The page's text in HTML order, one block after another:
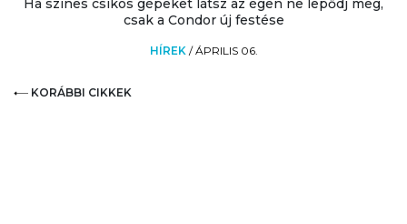
Ha színes csíkos gépeket látsz az égen ne lepődj meg,
csak a Condor új festése
HÍREK /ÁPRILIS 06.
KORÁBBI CIKKEK